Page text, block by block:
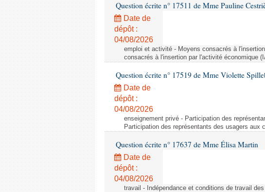
Question écrite n° 17511 de Mme Pauline
Date de
dépôt :
04/08/2026
emploi et activité - Moyens consacrés à
consacrés à l'insertion par l'activité économique
Question écrite n° 17519 de Mme Violette
Date de
dépôt :
04/08/2026
enseignement privé - Participation des
Participation des représentants des usagers aux
Question écrite n° 17637 de Mme Élisa Martin
Date de
dépôt :
04/08/2026
travail - Indépendance et conditions de travail